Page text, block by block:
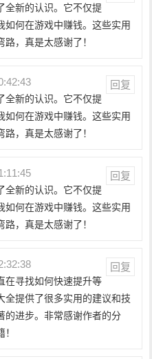
全新的认识。它不仅提
如何在游戏中赚钱。这些实用
，真是太感谢了！
回复
全新的认识。它不仅提
如何在游戏中赚钱。这些实用
，真是太感谢了！
回复
全新的认识。它不仅提
如何在游戏中赚钱。这些实用
，真是太感谢了！
回复
在寻找如何快速提升等
全提供了很多实用的建议和技
的进步。非常感谢作者的分